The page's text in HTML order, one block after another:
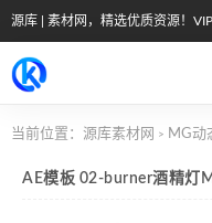
源库 | 素材网，精选优质资源！
当前位置： 源库素材网 > MG动
AE模板 02-burner酒精灯